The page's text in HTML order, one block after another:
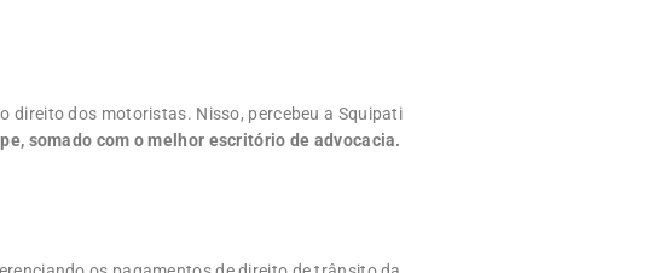
direito dos motoristas. Nisso, percebeu a Squipati
somado com o melhor escritório de advocacia.